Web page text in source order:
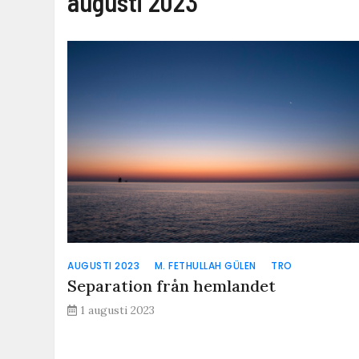
AUGUSTI 2023 M. FETHULLAH GÜLEN TRO
Separation från hemlandet
1 augusti 2023